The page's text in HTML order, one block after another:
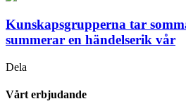
Kunskapsgrupperna tar
summerar en händelserik vår
Dela
Vårt erbjudande